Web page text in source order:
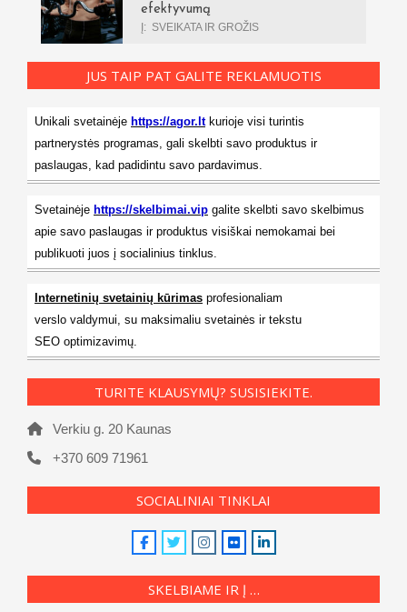
efektyvumą
Į: SVEIKATA IR GROŽIS
JUS TAIP PAT GALITE REKLAMUOTIS
Unikali svetainėje https://agor.ltkurioje visi turintis
partnerystės programas, gali skelbti savo produktus ir
paslaugas, kad padidintu savo pardavimus.
Svetainėje https://skelbimai.vip galite skelbti savo skelbimus
apie savo paslaugas ir produktus visiškai nemokamai bei
publikuoti juos į socialinius tinklus.
Internetinių svetainių kūrimas profesionaliam
verslo valdymui, su maksimaliu svetainės ir tekstu
SEO optimizavimų.
TURITE KLAUSYMŲ? SUSISIEKITE.
Verkiu g. 20 Kaunas
+370 609 71961
SOCIALINIAI TINKLAI
SKELBIAME IR Į …